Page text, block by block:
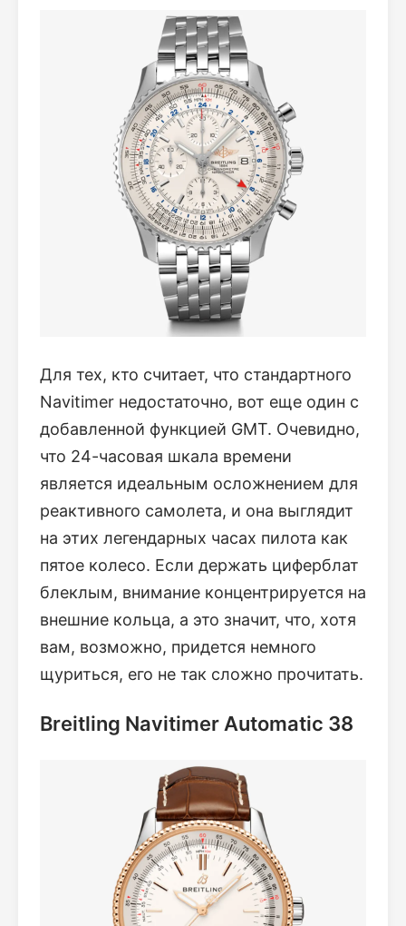
Для тех, кто считает, что стандартного
Navitimer недостаточно, вот еще один с
добавленной функцией GMT. Очевидно,
что 24-часовая шкала времени
является идеальным осложнением для
реактивного самолета, и она выглядит
на этих легендарных часах пилота как
пятое колесо. Если держать циферблат
блеклым, внимание концентрируется на
внешние кольца, а это значит, что, хотя
вам, возможно, придется немного
щуриться, его не так сложно прочитать.
Breitling Navitimer Automatic 38